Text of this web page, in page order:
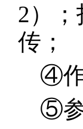
2）
传；
④
⑤